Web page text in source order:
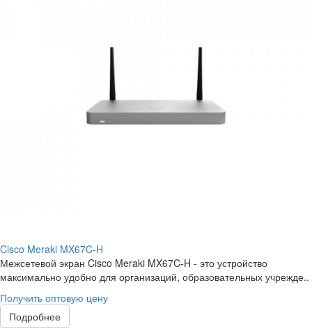
Cisco Meraki MX67C-H
Межсетевой экран Cisco Meraki MX67C-H - это устройство
максимально удобно для организаций, образовательных учрежде..
Получить оптовую цену
Подробнее